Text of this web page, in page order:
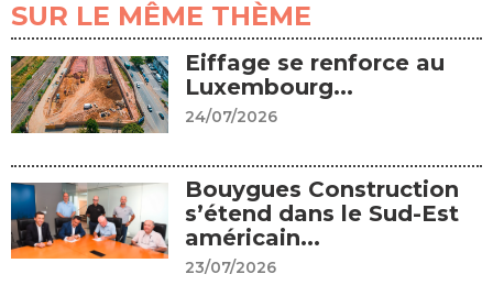
SUR LE MÊME THÈME
Eiffage se renforce au
Luxembourg...
24/07/2026
Bouygues Construction
s’étend dans le Sud-Est
américain...
23/07/2026